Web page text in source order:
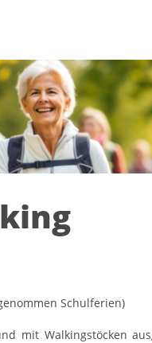
Schulferien)
mit Walkingstöcken